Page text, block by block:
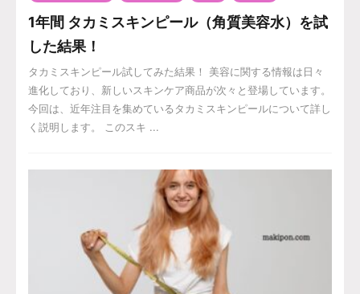
1年間 タカミスキンピール（角質美容水）を試
した結果！
タカミスキンピール試してみた結果！ 美容に関する情報は日々
進化しており、新しいスキンケア商品が次々と登場しています。
今回は、近年注目を集めているタカミスキンピールについて詳し
く説明します。 このスキ ...